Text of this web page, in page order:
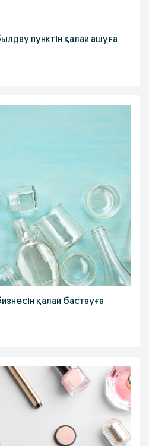
пунктін қалай ашуға
қалай бастауға